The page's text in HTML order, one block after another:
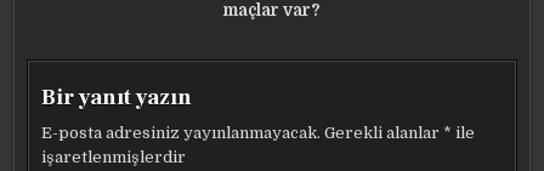
maçlar var?
Bir yanıt yazın
E-posta adresiniz yayınlanmayacak. Gerekli alanlar * ile
işaretlenmişlerdir